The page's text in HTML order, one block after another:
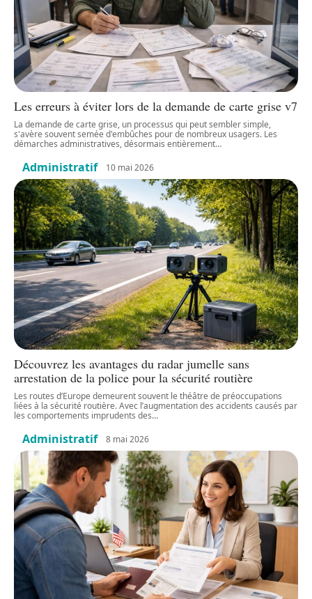
Les erreurs à éviter lors de la demande de carte grise v7
La demande de carte grise, un processus qui peut sembler simple,
s'avère souvent semée d'embûches pour de nombreux usagers. Les
démarches administratives, désormais entièrement…
Administratif 10 mai 2026
Découvrez les avantages du radar jumelle sans
arrestation de la police pour la sécurité routière
Les routes d’Europe demeurent souvent le théâtre de préoccupations
liées à la sécurité routière. Avec l’augmentation des accidents causés par
les comportements imprudents des…
Administratif 8 mai 2026